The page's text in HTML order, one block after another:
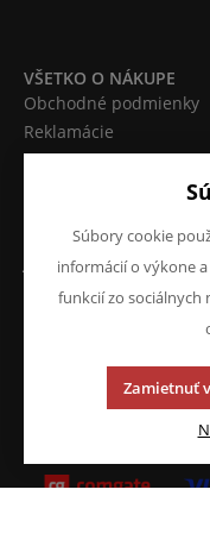
VŠETKO O NÁKUPE
Obchodné podmienky
Reklamácie
Prohlášení o ochraně
JAZYK A MENA
Súbory cookie
informácií o výkone
funkcií zo sociálnych
Zamietnuť